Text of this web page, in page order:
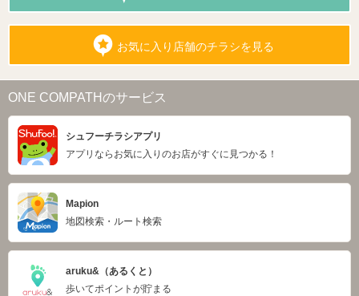
お気に入り店舗のチラシを見る
ONE COMPATHのサービス
シュフーチラシアプリ
アプリならお気に入りのお店がすぐに見つかる！
Mapion
地図検索・ルート検索
aruku&（あるくと）
歩いてポイントが貯まる